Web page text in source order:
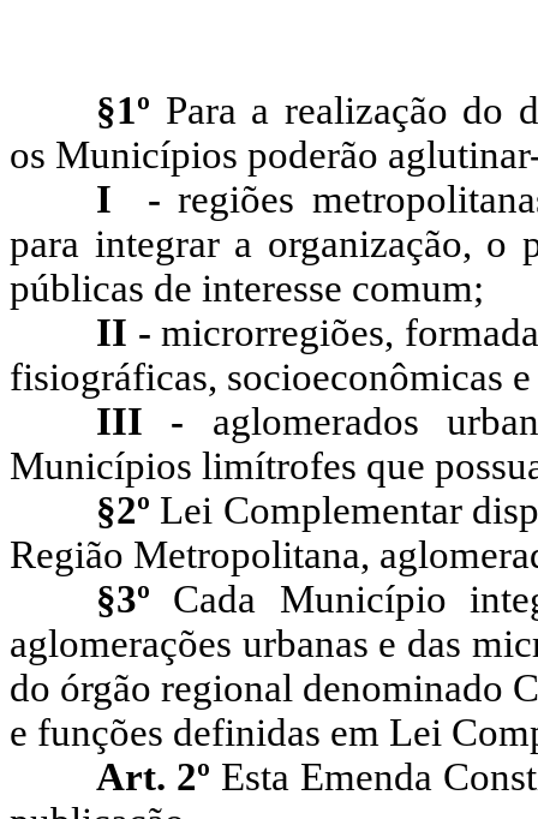
§1º Para a realização do
os Municípios poderão
I - regiões
para integrar a organização, o
públicas de interesse comum;
II - microrregiões,
fisiográficas, socioeconômicas
III - aglomerados
Municípios limítrofes que
§2º Lei Complementar
Região Metropolitana,
§3º Cada Município
aglomerações urbanas e das
do órgão regional denominado
e funções definidas em Lei
Art. 2º Esta Emenda